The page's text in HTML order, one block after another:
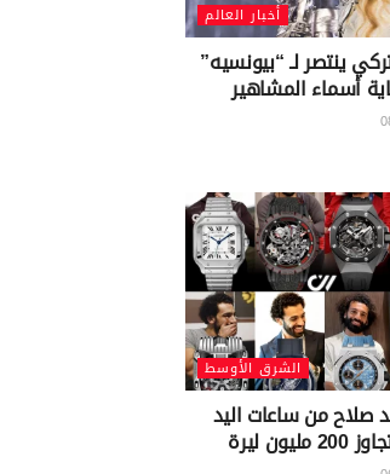
أخبار العالم
ينتصر لـ “بيونسيه”
أسماء المشاهير
الشرق الأوسط
صلاح من ساعات اليد
ليرة